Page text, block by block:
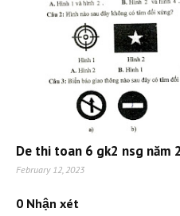
De thi toan 6 gk2 nsg năm
February 12, 2023
0 Nhận xét